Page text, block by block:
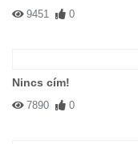
9451 0
Nincs cím!
7890 0